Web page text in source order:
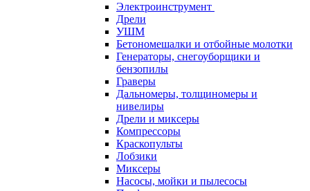
Электроинструмент
Дрели
УШМ
Бетономешалки и отбойные молотки
Генераторы, снегоуборщики и
бензопилы
Граверы
Дальномеры, толщиномеры и
нивелиры
Дрели и миксеры
Компрессоры
Краскопульты
Лобзики
Миксеры
Насосы, мойки и пылесосы